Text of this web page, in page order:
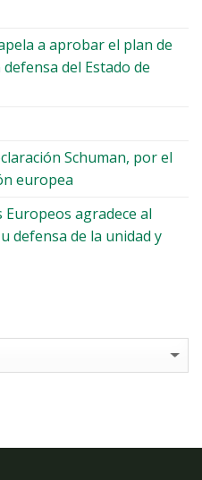
a aprobar el plan de
del Estado de
Schuman, por el
europea
Europeos agradece al
defensa de la unidad y